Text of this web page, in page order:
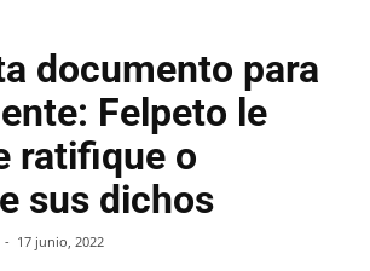
documento para
Felpeto le
ratifique o
sus dichos
- 17 junio, 2022